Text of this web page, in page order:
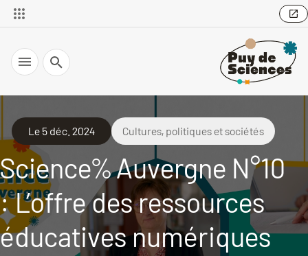
Recherche
Le 5 déc. 2024 Cultures, politiques et sociétés
Science% Auvergne N°10
: L’offre des ressources
éducatives numériques